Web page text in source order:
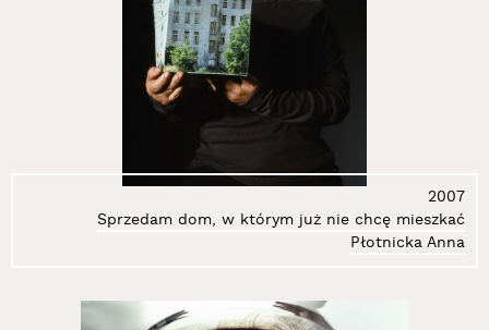
2007
Sprzedam dom, w którym już nie chcę mieszkać
Płotnicka Anna